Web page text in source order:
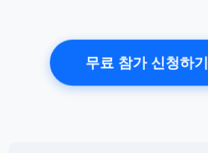
무료 참가 신청하기